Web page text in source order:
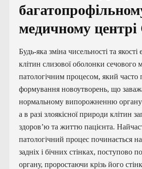
медичному центрі
Будь-яка зміна чисельності та якості
клітин слизової оболонки сечового
патологічним процесом, який часто
формування новоутворень, що
нормальному випорожненню органу
а в разі злоякісної природи клітин
здоров’ю та життю пацієнта.
патологічний процес починається
задніх і бічних стінках, поступово
органу, проростаючи крізь його